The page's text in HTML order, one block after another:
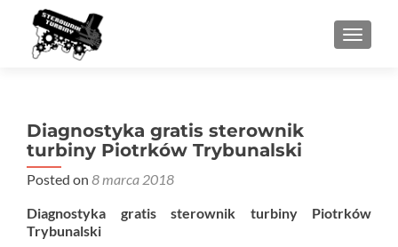
Diagnostyka gratis sterownik
turbiny Piotrków Trybunalski
Posted on 8 marca 2018
Diagnostyka gratis sterownik turbiny Piotrków
Trybunalski